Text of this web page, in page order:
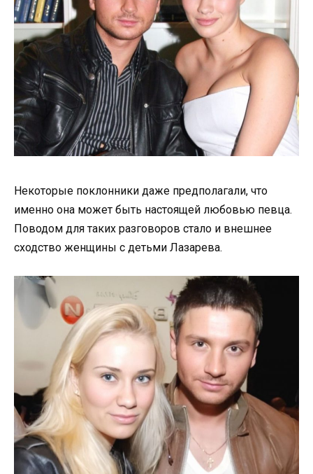
Некоторые поклонники даже предполагали, что
именно она может быть настоящей любовью певца.
Поводом для таких разговоров стало и внешнее
сходство женщины с детьми Лазарева.